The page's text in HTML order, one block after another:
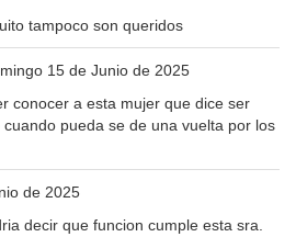
tampoco son queridos
15 de Junio de 2025
conocer a esta mujer que dice ser
pueda se de una vuelta por los
de 2025
decir que funcion cumple esta sra.